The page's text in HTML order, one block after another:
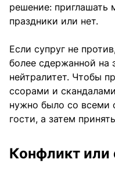
решение: приглашать
праздники или нет.
Если супруг не
более сдержанной на
нейтралитет. Чтобы
ссорами и
нужно было со всеми
гости, а затем
Конфликт или